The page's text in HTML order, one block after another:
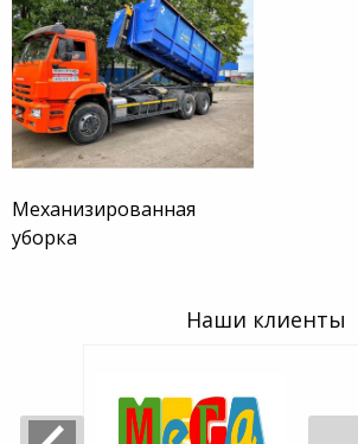
Механизированная
уборка
Наши клиенты